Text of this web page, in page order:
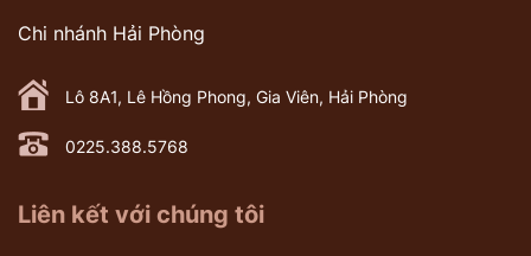
Chi nhánh Hải Phòng
Lô 8A1, Lê Hồng Phong, Gia Viên, Hải Phòng
0225.388.5768
Liên kết với chúng tôi